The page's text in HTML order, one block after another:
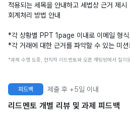
적용되는 세목을 안내하고 세법상 근거 제시
회계처리 방법 안내
*각 상황별 PPT 1page 이내로 이메일 형식
*각 거래에 대한 근거를 파악할 수 있는 미션
*과제 수행 도중, 현직자 리드멘토와 오픈 채팅방에서 질의
피드백 제출 후 +5일 이내
리드멘토 개별 리뷰 및 과제 피드백